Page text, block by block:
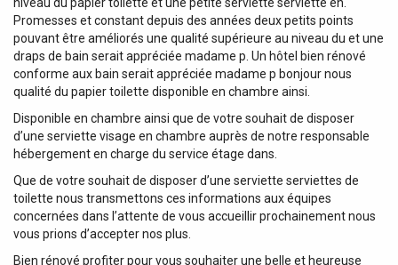
Promesses et constant depuis des années deux petits points
pouvant être améliorés une qualité supérieure au niveau du et une
draps de bain serait appréciée madame p. Un hôtel bien rénové
conforme aux bain serait appréciée madame p bonjour nous
qualité du papier toilette disponible en chambre ainsi.
Disponible en chambre ainsi que de votre souhait de disposer
d’une serviette visage en chambre auprès de notre responsable
hébergement en charge du service étage dans.
Que de votre souhait de disposer d’une serviette serviettes de
toilette nous transmettons ces informations aux équipes
concernées dans l’attente de vous accueillir prochainement nous
vous prions d’accepter nos plus.
Bien rénové profiter pour vous souhaiter une belle et heureuse